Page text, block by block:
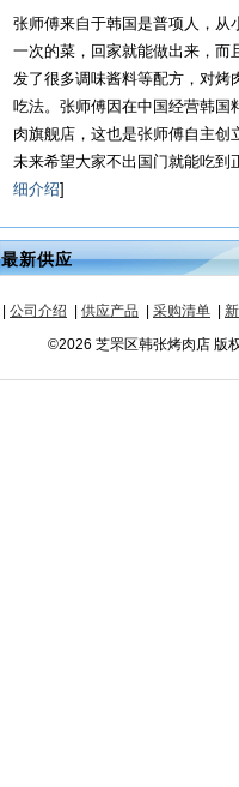
张师傅来自于韩国是普项人，从
一次的菜，回家就能做出来，而
发了很多调味酱料等配方，对烤
吃法。张师傅因在中国经营韩国
肉旗舰店，这也是张师傅自主
未来希望大家不出国门就能吃到
细介绍]
最新供应
公司介绍 供应产品 采购清单
©2026 芝罘区韩张烤肉店 版